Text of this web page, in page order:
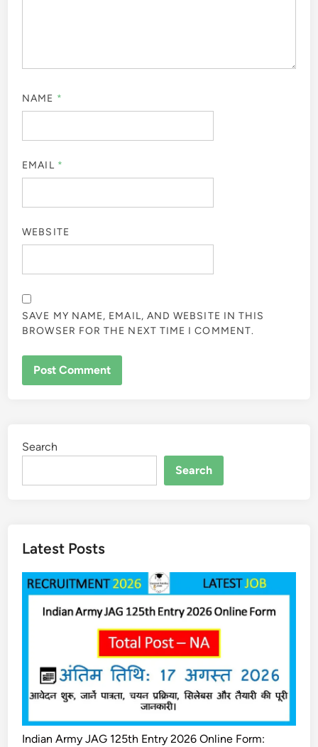
NAME *
EMAIL *
WEBSITE
SAVE MY NAME, EMAIL, AND WEBSITE IN THIS
BROWSER FOR THE NEXT TIME I COMMENT.
Search
Search
Latest Posts
Indian Army JAG 125th Entry 2026 Online Form: